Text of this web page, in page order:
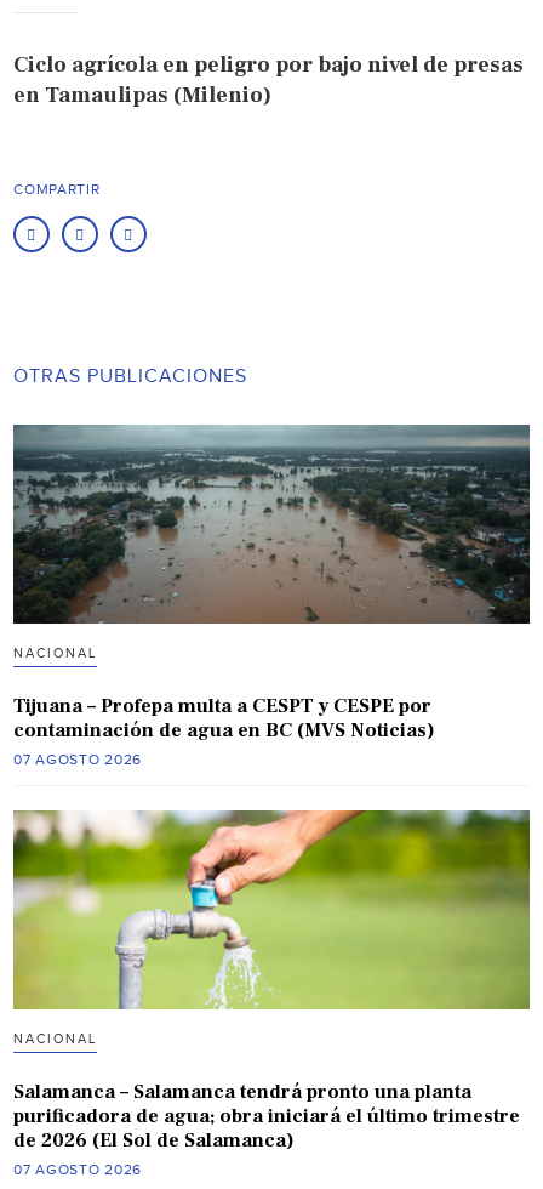
Ciclo agrícola en peligro por bajo nivel de presas
en Tamaulipas (Milenio)
COMPARTIR
OTRAS PUBLICACIONES
NACIONAL
Tijuana – Profepa multa a CESPT y CESPE por
contaminación de agua en BC (MVS Noticias)
07 AGOSTO 2026
NACIONAL
Salamanca – Salamanca tendrá pronto una planta
purificadora de agua; obra iniciará el último trimestre
de 2026 (El Sol de Salamanca)
07 AGOSTO 2026